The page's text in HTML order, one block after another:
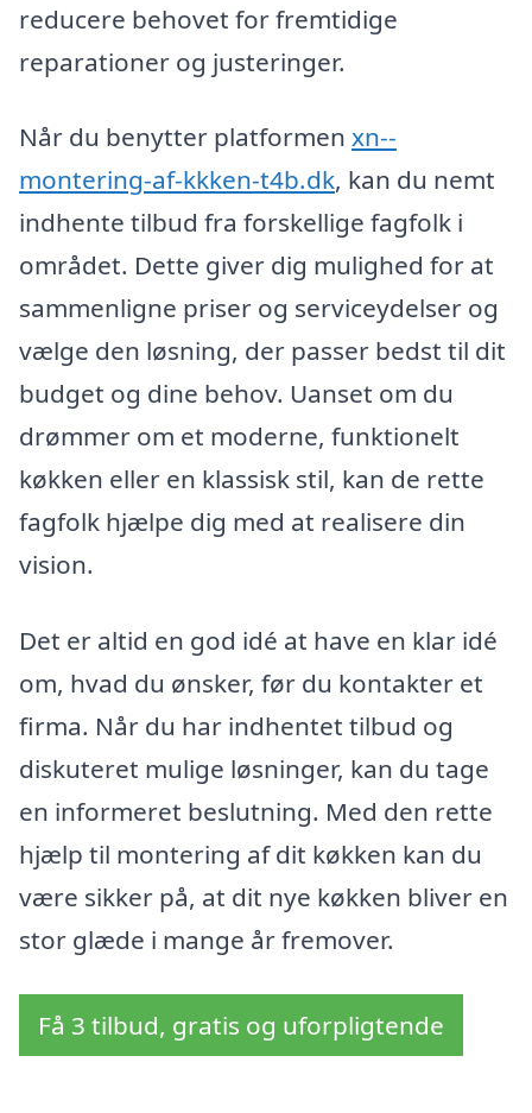
reducere behovet for fremtidige
reparationer og justeringer.
Når du benytter platformen xn--
montering-af-kkken-t4b.dk, kan du nemt
indhente tilbud fra forskellige fagfolk i
området. Dette giver dig mulighed for at
sammenligne priser og serviceydelser og
vælge den løsning, der passer bedst til dit
budget og dine behov. Uanset om du
drømmer om et moderne, funktionelt
køkken eller en klassisk stil, kan de rette
fagfolk hjælpe dig med at realisere din
vision.
Det er altid en god idé at have en klar idé
om, hvad du ønsker, før du kontakter et
firma. Når du har indhentet tilbud og
diskuteret mulige løsninger, kan du tage
en informeret beslutning. Med den rette
hjælp til montering af dit køkken kan du
være sikker på, at dit nye køkken bliver en
stor glæde i mange år fremover.
Få 3 tilbud, gratis og uforpligtende